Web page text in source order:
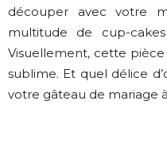
découper avec votre
multitude de cup-
Visuellement, cette
sublime. Et quel délice
votre gâteau de mariage